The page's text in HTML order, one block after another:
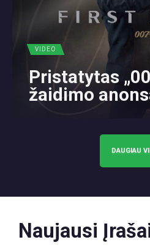
VIDEO
Pristatytas
žaidimo
DAUGIAU
Naujausi